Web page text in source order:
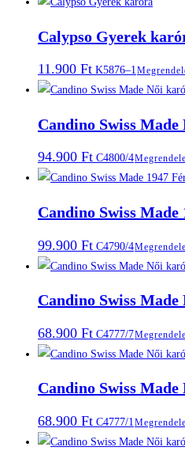
Calypso Gyerek
11.900 Ft K5876–1
Candino Swiss
94.900 Ft C4800/4
Candino Swiss
99.900 Ft C4790/4
Candino Swiss
68.900 Ft C4777/7
Candino Swiss
68.900 Ft C4777/1